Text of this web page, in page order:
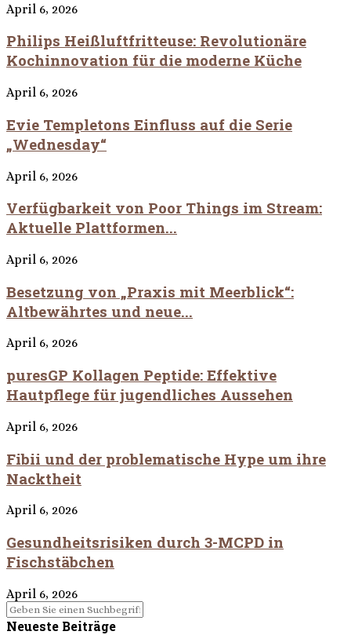
April 6, 2026
Philips Heißluftfritteuse: Revolutionäre
Kochinnovation für die moderne Küche
April 6, 2026
Evie Templetons Einfluss auf die Serie
„Wednesday“
April 6, 2026
Verfügbarkeit von Poor Things im Stream:
Aktuelle Plattformen...
April 6, 2026
Besetzung von „Praxis mit Meerblick“:
Altbewährtes und neue...
April 6, 2026
puresGP Kollagen Peptide: Effektive
Hautpflege für jugendliches Aussehen
April 6, 2026
Fibii und der problematische Hype um ihre
Nacktheit
April 6, 2026
Gesundheitsrisiken durch 3-MCPD in
Fischstäbchen
April 6, 2026
Neueste Beiträge